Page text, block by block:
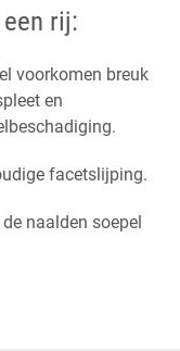
rij:
voorkomen breuk
en
facetslijping.
naalden soepel